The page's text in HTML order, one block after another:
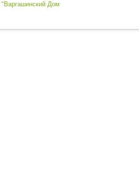
"Варгашинский Дом